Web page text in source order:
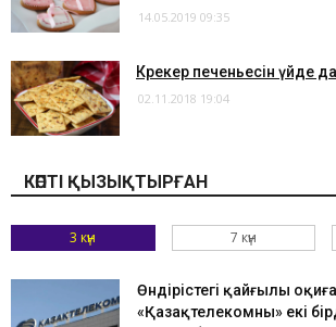
14.05.2019 09:35
Крекер печеньесін үйде
02.11.2018 19:04
КӨПТІ ҚЫЗЫҚТЫРҒАН
3 күн 7 күн
Өндірістегі қайғылы
«Қазақтелекомның» екі